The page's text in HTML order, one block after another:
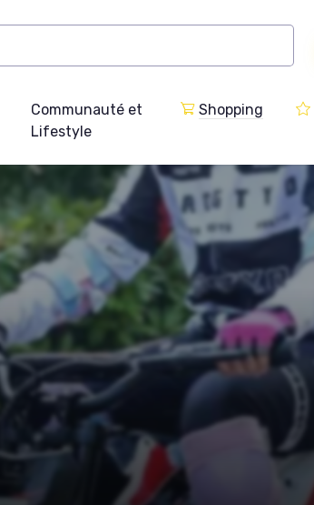
Communauté et
Lifestyle
Shopping